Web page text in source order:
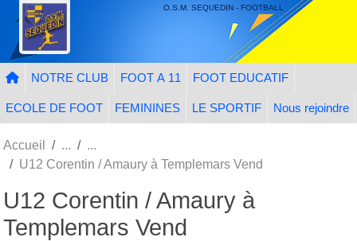
O.S.M. SEQUEDIN - FOOTBALL
NOTRE CLUB FOOT A 11 FOOT EDUCATIF
ECOLE DE FOOT FEMININES LE SPORTIF Nous rejoindre
Accueil
U12 Corentin / Amaury à Templemars Vend
U12 Corentin / Amaury à
Templemars Vend
Panneau de gestion des cookies